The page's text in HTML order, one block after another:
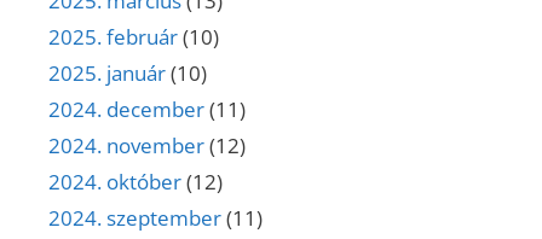
2025. február(10)
2025. január(10)
2024. december(11)
2024. november(12)
2024. október(12)
2024. szeptember(11)